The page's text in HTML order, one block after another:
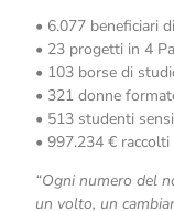
• 6.077 beneficiari
• 23 progetti in 4
• 103 borse di
• 321 donne
• 513 studenti
• 997.234 €
“Ogni numero del
un volto, un